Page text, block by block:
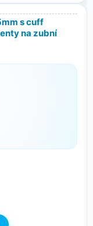
s cuff
na zubní